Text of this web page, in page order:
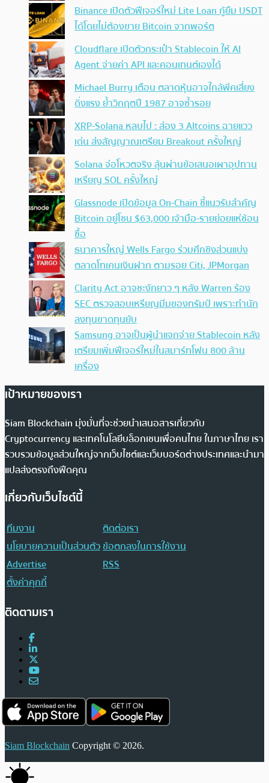
Binance เปิดตัวฟีเจอร์ใหม่ Lite Loan กู้ยืม USDT
ได้โดยไม่ต้องขาย Bitcoin จากพอร์ต
Cloudflare เปิดตัวกระเป๋า Stablecoin ให้ AI
Agent จ่ายค่า API และคอนเทนต์เองได้
Michael Burry เตือน ตลาดหุ้นอาจใกล้พีคเสี่ยง
ดิ่งแรง ย้ำวิกฤตปี 1987 อาจซ้ำรอย
XRP-Solana หลบไป : ส่อง 3 Altcoins ฉายแวว
เด่น ส่งสัญญาณเตรียม Breakout ครั้งใหญ่
Solana จ่อโหวตจริง ลุ้นผ่านข้อเสนอเผาอุปทาน
เหรียญ SOL ครั้งใหญ่
Glassnode เปิดข้อมูล On-Chain ชี้แนวรับสำคัญ
Bitcoin อยู่โซน $63,000 เจ้ามือ-รายย่อยแห่ช้อน
ซื้อ
ธนาคารใหญ่ Wells Fargo ร่วมศึกชิงส่วนแบ่ง
ตลาดโทเคนเงินฝาก ตามรอย Citi, JPMorgan
Clarity Act อาจชะงักยาว ๆ หลัง Warren ร้อง
SEC ตรวจสอบเหรียญมีมของทรัมป์ เพราะทำนัก
ลงทุนขาดทุนยับ
Samsung อาจเป็นผู้นำแจกจ่าย Stablecoin หลัง
เตรียมเพิ่มฟีเจอร์ใหม่ในสมาร์ทโฟน 800 ล้าน
เครื่อง
เป้าหมายของเรา
Siam Blockchain มุ่งมั่นที่จะช่วยนำเสนอสารเกี่ยวกับ
Cryptocurrency และเทคโนโลยีบล็อกเชนเพื่อคนไทย ในภาษาไทย เรา
รวบรวมข้อมูลส่วนใหญ่จากเว็บไซต์และเว็บบอร์ดต่างประเทศและนำมา
แปลส่งตรงถึงฟีดคุณ
เกี่ยวกับเว็บไซต์นี้
ทีมงาน
ติดต่อเรา
นโยบายความเป็นส่วนตัวข้อตกลงในการใช้งาน
Advertise
RSS
ตั้งค่าคุกกี้
ติดตามเรา
Siam Blockchain Copyright © 2026.